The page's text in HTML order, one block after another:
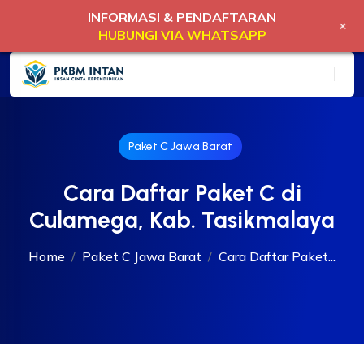
Paket C Jawa Barat
Cara Daftar Paket C di
Culamega, Kab. Tasikmalaya
Home Paket C Jawa Barat Cara Daftar Paket...
INFORMASI & PENDAFTARAN
HUBUNGI VIA WHATSAPP
+